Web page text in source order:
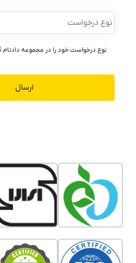
نوع
درخواست *
نوع درخواست خود را در مجموعه دادنام